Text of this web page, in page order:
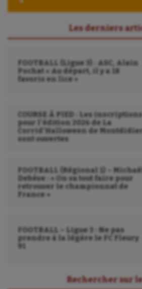
Les derniers
FOOTBALL (Ligue 3) : ASC, Alain
Pochat « Au départ, il y a 18
favoris en lice »
COURSE À PIED : Les inscriptions
pour l’édition 2026 de La
Corrid’Halloween de Montdidier
sont ouvertes
FOOTBALL (Régional 1) – Michaël
Debève : « On va tout faire pour
retrouver le championnat de
France »
FOOTBALL – Ligue 3 : Ne pas
prendre à la légère le FC Fleury
91
Rechercher sur